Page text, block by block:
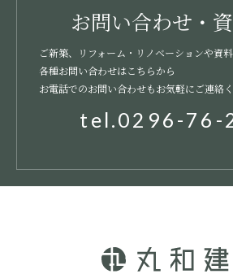
お問い合わせ・
ご新築、リフォーム・リノベーションや資料
各種お問い合わせはこちらから
お電話でのお問い合わせもお気軽にご連絡く
tel.0296-76-